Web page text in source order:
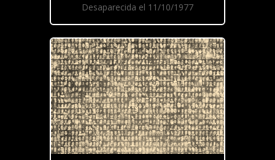
Desaparecida el 11/10/1977